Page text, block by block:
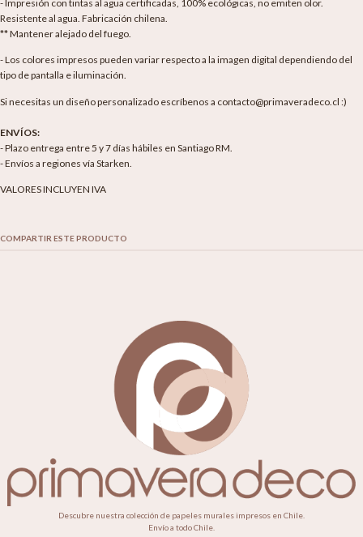
- Impresión con tintas al agua certificadas, 100% ecológicas, no emiten olor.
Resistente al agua. Fabricación chilena.
** Mantener alejado del fuego.
- Los colores impresos pueden variar respecto a la imagen digital dependiendo del
tipo de pantalla e iluminación.
Si necesitas un diseño personalizado escríbenos a contacto@primaveradeco.cl :)
ENVÍOS:
- Plazo entrega entre 5 y 7 días hábiles en Santiago RM.
- Envíos a regiones vía Starken.
VALORES INCLUYEN IVA
COMPARTIR ESTE PRODUCTO
Descubre nuestra colección de papeles murales impresos en Chile.
Envío a todo Chile.